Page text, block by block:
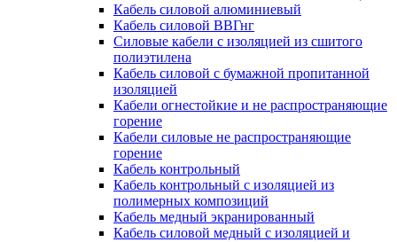
Кабель силовой алюминиевый
Кабель силовой ВВГнг
Силовые кабели с изоляцией из сшитого
полиэтилена
Кабель силовой с бумажной пропитанной
изоляцией
Кабели огнестойкие и не распространяющие
горение
Кабели силовые не распространяющие
горение
Кабель контрольный
Кабель контрольный с изоляцией из
полимерных композиций
Кабель медный экранированный
Кабель силовой медный с изоляцией и